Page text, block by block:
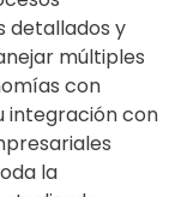
detallados y
múltiples
con
integración con
la